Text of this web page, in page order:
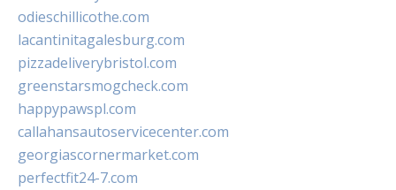
odieschillicothe.com
lacantinitagalesburg.com
pizzadeliverybristol.com
greenstarsmogcheck.com
happypawspl.com
callahansautoservicecenter.com
georgiascornermarket.com
perfectfit24-7.com